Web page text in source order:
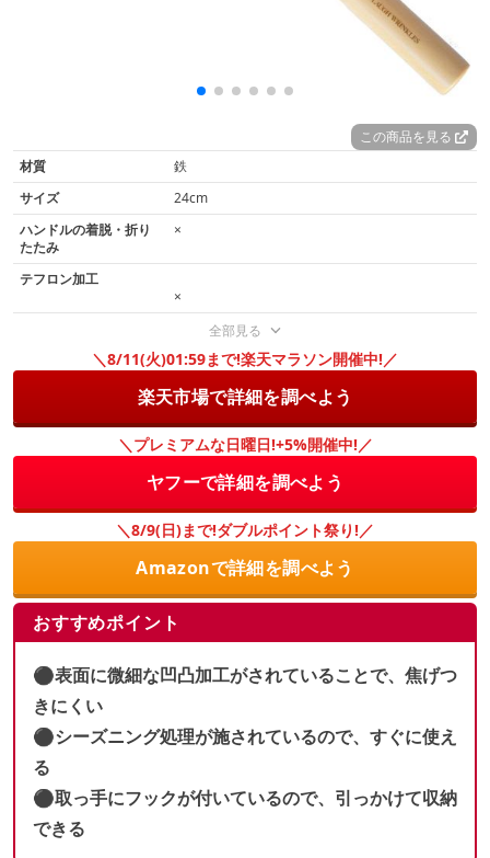
この商品を見る
材質
鉄
サイズ
24cm
ハンドルの着脱・折り
たたみ
×
テフロン加工
×
全部見る
＼8/11(火)01:59まで!楽天マラソン開催中!／
楽天市場で詳細を調べよう
＼プレミアムな日曜日!+5%開催中!／
ヤフーで詳細を調べよう
＼8/9(日)まで!ダブルポイント祭り!／
Amazonで詳細を調べよう
おすすめポイント
⚫︎表面に微細な凹凸加工がされていることで、焦げつ
きにくい
⚫︎シーズニング処理が施されているので、すぐに使え
る
⚫︎取っ手にフックが付いているので、引っかけて収納
できる